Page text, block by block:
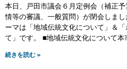
本日、戸田市議会６月定例会（補正
情等の審議、一般質問）が閉会しま
ーマは「地域伝統文化について」＆
て」です。 ■地域伝統文化について本
続きを読む »